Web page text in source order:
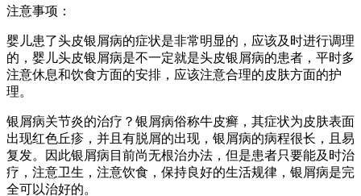
注意事项：
婴儿患了头皮银屑病的症状是非常明显的，应该及时进行调理
的，婴儿头皮银屑病是不一定就是头皮银屑病的患者，平时多
注意休息和饮食方面的安排，应该注意合理的皮肤方面的护
理。
银屑病关节炎的治疗？银屑病俗称牛皮癣，其症状为皮肤表面
出现红色丘疹，并且有脱屑的出现，银屑病的病程很长，且易
复发。因此银屑病目前尚无根治办法，但是患者只要能及时治
疗，注意卫生，注意饮食，保持良好的生活规律，银屑病是完
全可以治好的。